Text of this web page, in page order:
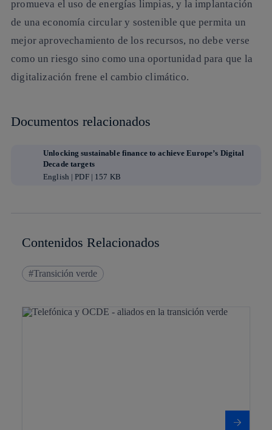
promueva el uso de energías limpias, y la implantación
de una economía circular y sostenible que permita un
mejor aprovechamiento de los recursos, no debe verse
como un riesgo sino como una oportunidad para que la
digitalización frene el cambio climático.
Documentos relacionados
Unlocking sustainable finance to achieve Europe’s Digital
Decade targets
English | PDF | 157 KB
Contenidos Relacionados
Transición verde